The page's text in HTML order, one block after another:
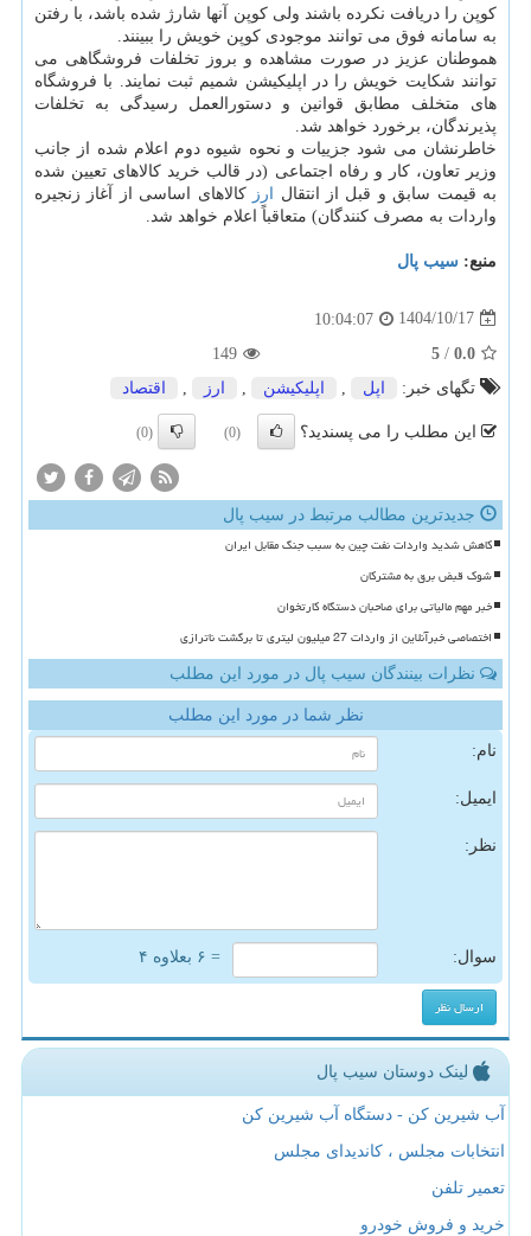
کوپن را دریافت نکرده باشند ولی کوپن آنها شارژ شده باشد، با رفتن
به سامانه فوق می توانند موجودی کوپن خویش را ببینند.
هموطنان عزیز در صورت مشاهده و بروز تخلفات فروشگاهی می
توانند شکایت خویش را در اپلیکیشن شمیم ثبت نمایند. با فروشگاه
های متخلف مطابق قوانین و دستورالعمل رسیدگی به تخلفات
پذیرندگان، برخورد خواهد شد.
خاطرنشان می شود جزییات و نحوه شیوه دوم اعلام شده از جانب
وزیر تعاون، کار و رفاه اجتماعی (در قالب خرید کالاهای تعیین شده
به قیمت سابق و قبل از انتقال
ارز کالاهای اساسی از آغاز زنجیره
واردات به مصرف کنندگان) متعاقباً اعلام خواهد شد.
منبع: سیب پال
1404/10/17
10:04:07
0.0
/
5
149
تگهای خبر:
اپل , اپلیكیشن , ارز , اقتصاد
این مطلب را می پسندید؟ (0)
(0)
جدیدترین مطالب مرتبط در سیب پال
کاهش شدید واردات نفت چین به سبب جنگ مقابل ایران
شوک قبض برق به مشترکان
خبر مهم مالیاتی برای صاحبان دستگاه کارتخوان
اختصاصی خبرآنلاین از واردات 27 میلیون لیتری تا برگشت ناترازی
نظرات بینندگان سیب پال در مورد این مطلب
نظر شما در مورد این مطلب
نام:
ایمیل:
نظر:
سوال: = ۶ بعلاوه ۴
لینک دوستان سیب پال
آب شیرین کن - دستگاه آب شیرین کن
انتخابات مجلس ، کاندیدای مجلس
تعمیر تلفن
خرید و فروش خودرو